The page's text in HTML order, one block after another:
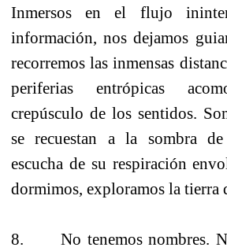
Inmersos en el flujo
información, nos dejamos
recorremos las inmensas
periferias entrópicas
crepúsculo de los sentidos.
se recuestan a la sombra
escucha de su respiración
dormimos, exploramos la tierra
8. No tenemos nombres.